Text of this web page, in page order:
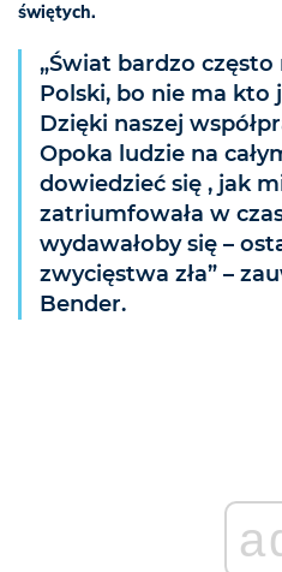
świętych.
„Świat bardzo
Polski, bo nie ma kto
Dzięki naszej
Opoka ludzie na
dowiedzieć się , jak
zatriumfowała w
wydawałoby się –
zwycięstwa zła” –
Bender.